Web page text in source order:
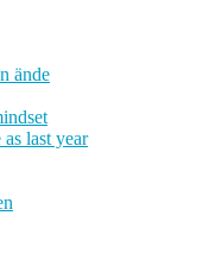
ände
last year